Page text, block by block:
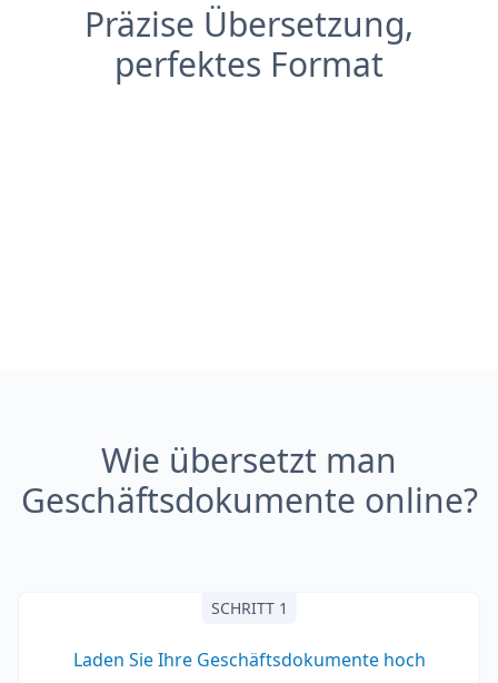
Präzise Übersetzung,
perfektes Format
Wie übersetzt man
Geschäftsdokumente online?
SCHRITT 1
Laden Sie Ihre Geschäftsdokumente hoch